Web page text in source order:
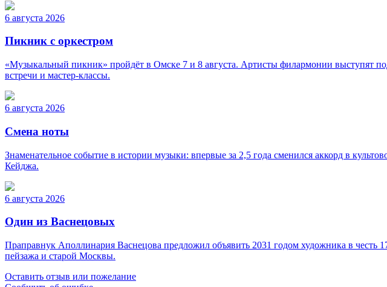
6 августа 2026
Пикник с оркестром
«Музыкальный пикник» пройдёт в Омске 7 и 8 августа. Артисты филармонии выступят
встречи и мастер-классы.
6 августа 2026
Смена ноты
Знаменательное событие в истории музыки: впервые за 2,5 года сменился аккорд в
Кейджа.
6 августа 2026
Один из Васнецовых
Праправнук Аполлинария Васнецова предложил объявить 2031 годом художника в честь
пейзажа и старой Москвы.
Оставить отзыв или пожелание